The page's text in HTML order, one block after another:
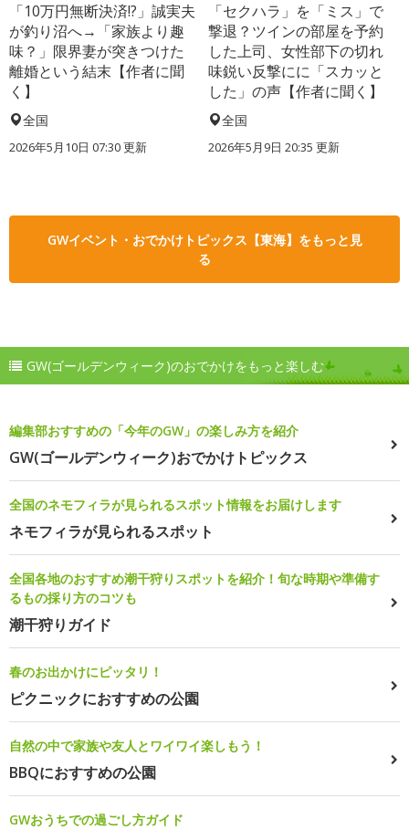
「10万円無断決済!?」誠実夫
が釣り沼へ→「家族より趣
味？」限界妻が突きつけた
離婚という結末【作者に聞
く】
全国
2026年5月10日 07:30 更新
「セクハラ」を「ミス」で
撃退？ツインの部屋を予約
した上司、女性部下の切れ
味鋭い反撃にに「スカッと
した」の声【作者に聞く】
全国
2026年5月9日 20:35 更新
GWイベント・おでかけトピックス【東海】をもっと見
る
GW(ゴールデンウィーク)のおでかけをもっと楽しむ
編集部おすすめの「今年のGW」の楽しみ方を紹介
GW(ゴールデンウィーク)おでかけトピックス
全国のネモフィラが見られるスポット情報をお届けします
ネモフィラが見られるスポット
全国各地のおすすめ潮干狩りスポットを紹介！旬な時期や準備す
るもの採り方のコツも
潮干狩りガイド
春のお出かけにピッタリ！
ピクニックにおすすめの公園
自然の中で家族や友人とワイワイ楽しもう！
BBQにおすすめの公園
GWおうちでの過ごし方ガイド